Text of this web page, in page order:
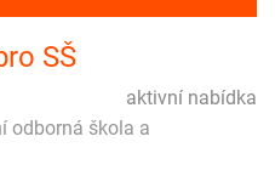
SŠ
aktivní nabídka
odborná škola a